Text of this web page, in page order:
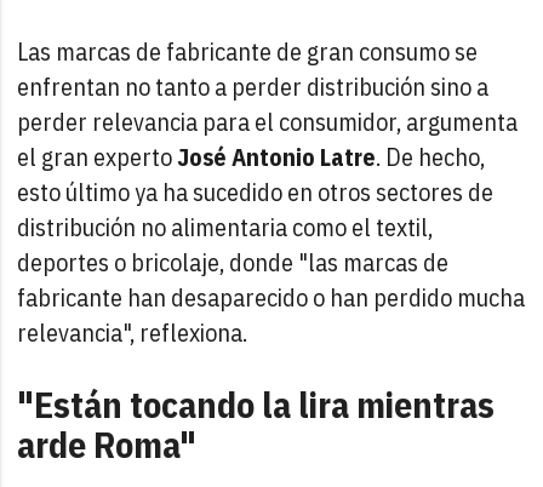
Las marcas de fabricante de gran consumo se
enfrentan no tanto a perder distribución sino a
perder relevancia para el consumidor, argumenta
el gran expertoJosé Antonio Latre. De hecho,
esto último ya ha sucedido en otros sectores de
distribución no alimentaria como el textil,
deportes o bricolaje, donde "las marcas de
fabricante han desaparecido o han perdido mucha
relevancia", reflexiona.
"Están tocando la lira mientras
arde Roma"